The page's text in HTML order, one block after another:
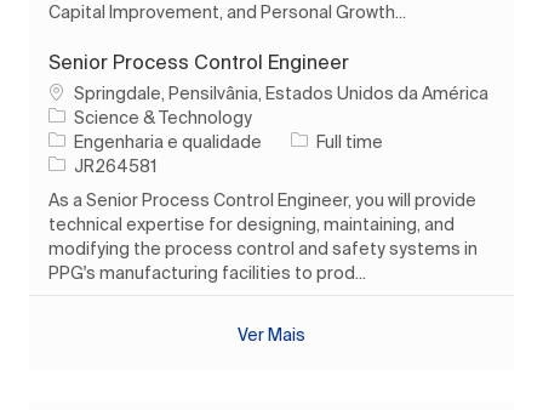
Capital Improvement, and Personal Growth...
Senior Process Control Engineer
Localização
Springdale, Pensilvânia, Estados Unidos da América
Science & Technology
Categoria
Engenharia e qualidade Tipo de Trabalho
Full time
ID do trabalho
JR264581
As a Senior Process Control Engineer, you will provide
technical expertise for designing, maintaining, and
modifying the process control and safety systems in
PPG's manufacturing facilities to prod...
Ver Mais